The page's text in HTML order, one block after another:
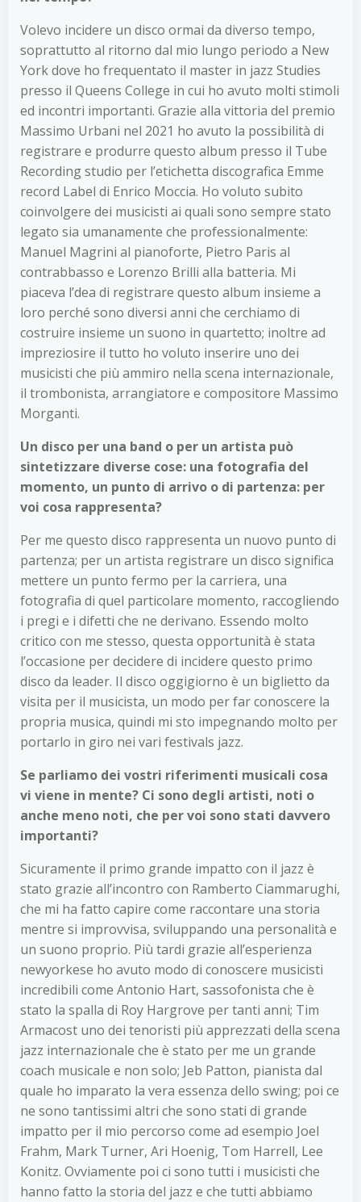
Volevo incidere un disco ormai da diverso tempo,
soprattutto al ritorno dal mio lungo periodo a New
York dove ho frequentato il master in jazz Studies
presso il Queens College in cui ho avuto molti stimoli
ed incontri importanti. Grazie alla vittoria del premio
Massimo Urbani nel 2021 ho avuto la possibilità di
registrare e produrre questo album presso il Tube
Recording studio per l’etichetta discografica Emme
record Label di Enrico Moccia. Ho voluto subito
coinvolgere dei musicisti ai quali sono sempre stato
legato sia umanamente che professionalmente:
Manuel Magrini al pianoforte, Pietro Paris al
contrabbasso e Lorenzo Brilli alla batteria. Mi
piaceva l’dea di registrare questo album insieme a
loro perché sono diversi anni che cerchiamo di
costruire insieme un suono in quartetto; inoltre ad
impreziosire il tutto ho voluto inserire uno dei
musicisti che più ammiro nella scena internazionale,
il trombonista, arrangiatore e compositore Massimo
Morganti.
Un disco per una band o per un artista può
sintetizzare diverse cose: una fotografia del
momento, un punto di arrivo o di partenza: per
voi cosa rappresenta?
Per me questo disco rappresenta un nuovo punto di
partenza; per un artista registrare un disco significa
mettere un punto fermo per la carriera, una
fotografia di quel particolare momento, raccogliendo
i pregi e i difetti che ne derivano. Essendo molto
critico con me stesso, questa opportunità è stata
l’occasione per decidere di incidere questo primo
disco da leader. Il disco oggigiorno è un biglietto da
visita per il musicista, un modo per far conoscere la
propria musica, quindi mi sto impegnando molto per
portarlo in giro nei vari festivals jazz.
Se parliamo dei vostri riferimenti musicali cosa
vi viene in mente? Ci sono degli artisti, noti o
anche meno noti, che per voi sono stati davvero
importanti?
Sicuramente il primo grande impatto con il jazz è
stato grazie all’incontro con Ramberto Ciammarughi,
che mi ha fatto capire come raccontare una storia
mentre si improvvisa, sviluppando una personalità e
un suono proprio. Più tardi grazie all’esperienza
newyorkese ho avuto modo di conoscere musicisti
incredibili come Antonio Hart, sassofonista che è
stato la spalla di Roy Hargrove per tanti anni; Tim
Armacost uno dei tenoristi più apprezzati della scena
jazz internazionale che è stato per me un grande
coach musicale e non solo; Jeb Patton, pianista dal
quale ho imparato la vera essenza dello swing; poi ce
ne sono tantissimi altri che sono stati di grande
impatto per il mio percorso come ad esempio Joel
Frahm, Mark Turner, Ari Hoenig, Tom Harrell, Lee
Konitz. Ovviamente poi ci sono tutti i musicisti che
hanno fatto la storia del jazz e che tutti abbiamo